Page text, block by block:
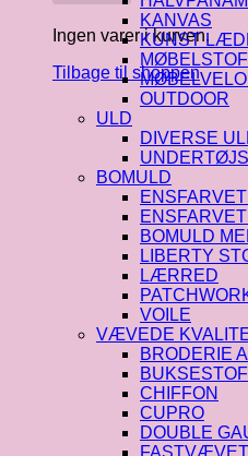
Ingen varer i kurven.
Tilbage til shoppen
KANVAS
KUNST
MØBELSTOF
OUTDOOR
ULD
DIVERSE
BOMULD
BOMULD
LIBERTY
LÆRRED
VOILE
VÆVEDE
BRODERIE
BUKSESTOF
CHIFFON
CUPRO
DOUBLE